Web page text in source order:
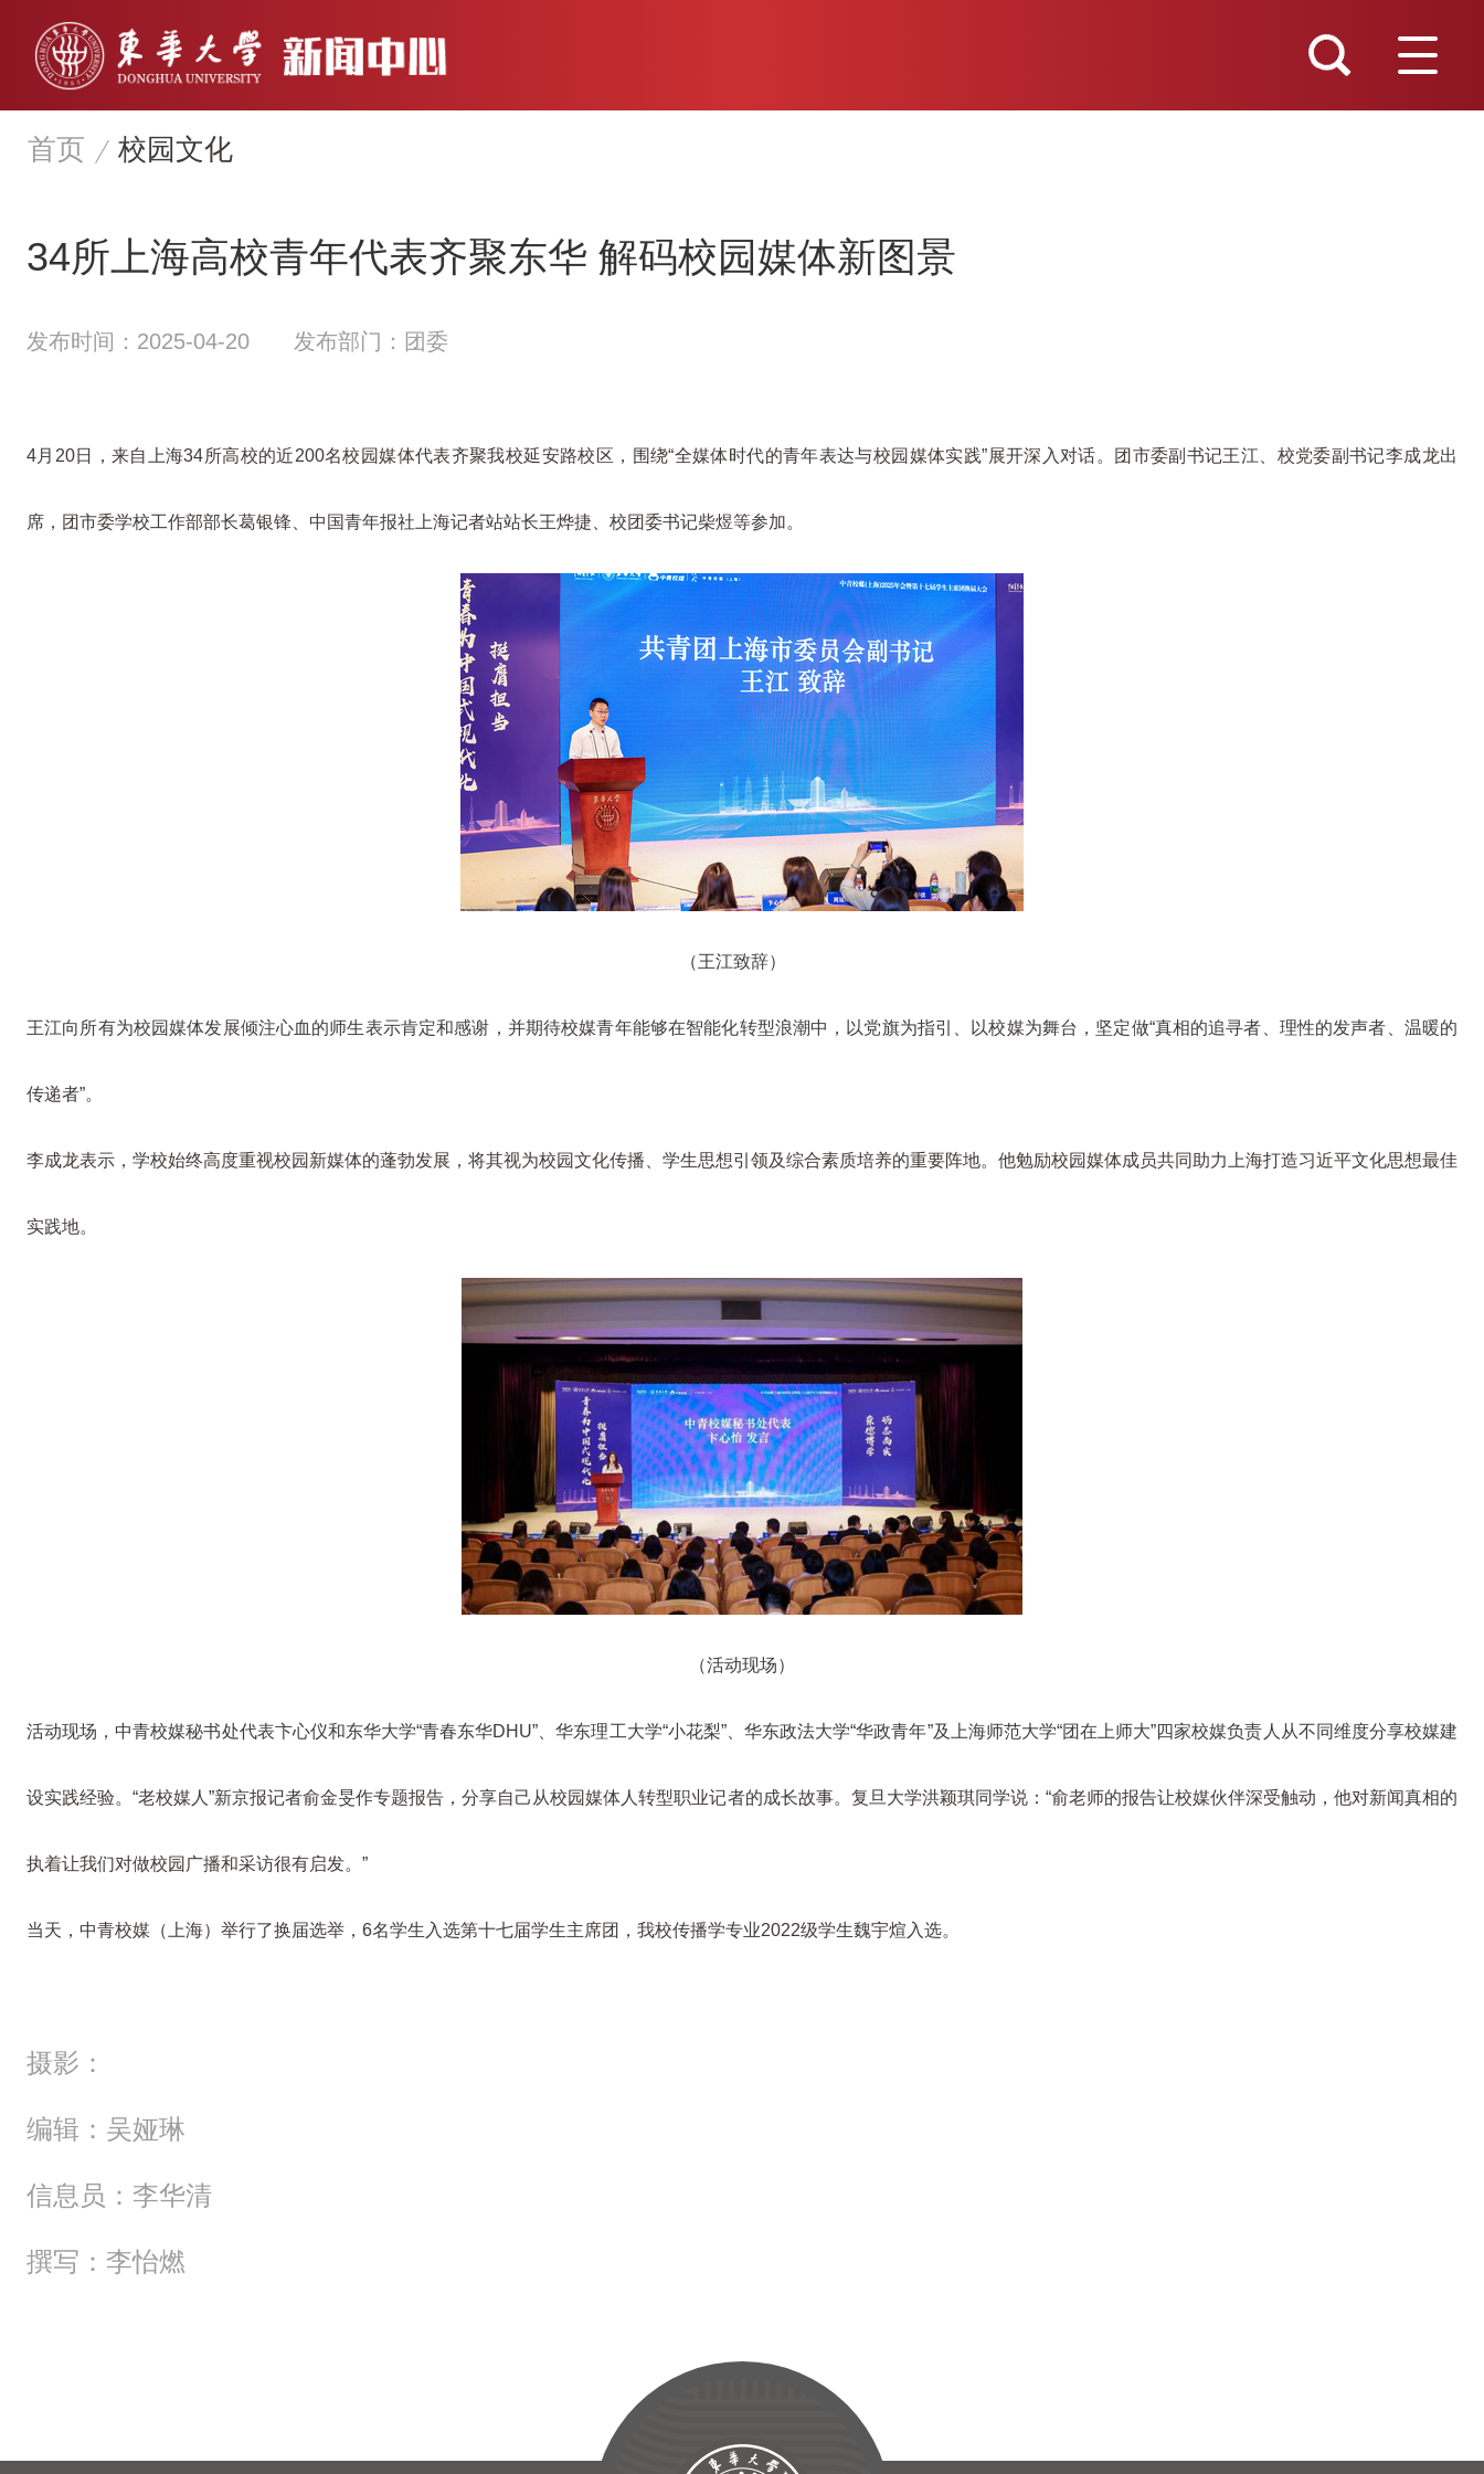
首页 校园文化
34所上海高校青年代表齐聚东华 解码校园媒体新图景
发布时间：2025-04-20 发布部门：团委
4月20日，来自上海34所高校的近200名校园媒体代表齐聚我校延安路校区，围绕“全媒体时代的青年表达与校园媒体实践”展开深入对话。团市委副书记王江、校党委副书记李成龙出
席，团市委学校工作部部长葛银锋、中国青年报社上海记者站站长王烨捷、校团委书记柴煜等参加。
（王江致辞）
王江向所有为校园媒体发展倾注心血的师生表示肯定和感谢，并期待校媒青年能够在智能化转型浪潮中，以党旗为指引、以校媒为舞台，坚定做“真相的追寻者、理性的发声者、温暖的
传递者”。
李成龙表示，学校始终高度重视校园新媒体的蓬勃发展，将其视为校园文化传播、学生思想引领及综合素质培养的重要阵地。他勉励校园媒体成员共同助力上海打造习近平文化思想最佳
实践地。
（活动现场）
活动现场，中青校媒秘书处代表卞心仪和东华大学“青春东华DHU”、华东理工大学“小花梨”、华东政法大学“华政青年”及上海师范大学“团在上师大”四家校媒负责人从不同维度分享校媒建
设实践经验。“老校媒人”新京报记者俞金旻作专题报告，分享自己从校园媒体人转型职业记者的成长故事。复旦大学洪颖琪同学说：“俞老师的报告让校媒伙伴深受触动，他对新闻真相的
执着让我们对做校园广播和采访很有启发。”
当天，中青校媒（上海）举行了换届选举，6名学生入选第十七届学生主席团，我校传播学专业2022级学生魏宇煊入选。
摄影：
编辑：吴娅琳
信息员：李华清
撰写：李怡燃